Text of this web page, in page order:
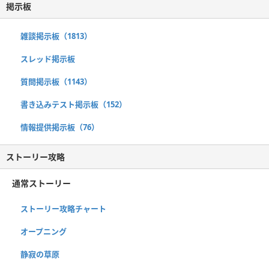
掲示板
雑談掲示板（1813）
スレッド掲示板
質問掲示板（1143）
書き込みテスト掲示板（152）
情報提供掲示板（76）
ストーリー攻略
通常ストーリー
ストーリー攻略チャート
オープニング
静寂の草原